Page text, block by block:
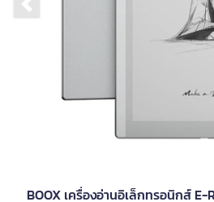
Previous slide
BOOX เครื่องอ่านอิเล็กทรอนิกส์ E-